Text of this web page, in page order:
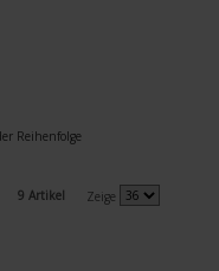
Reihenfolge
9 Artikel Zeige